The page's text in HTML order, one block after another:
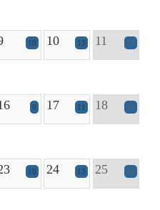
10 10 13 11 24
9 17 11 18 16
10 24 13 25 19